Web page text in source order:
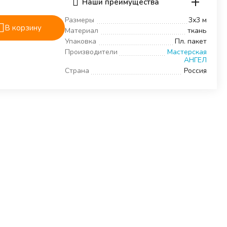
В корзину
Размеры
3х3 м
Материал
ткань
Упаковка
Пл. пакет
Производители
Мастерская
АНГЕЛ
Страна
Россия